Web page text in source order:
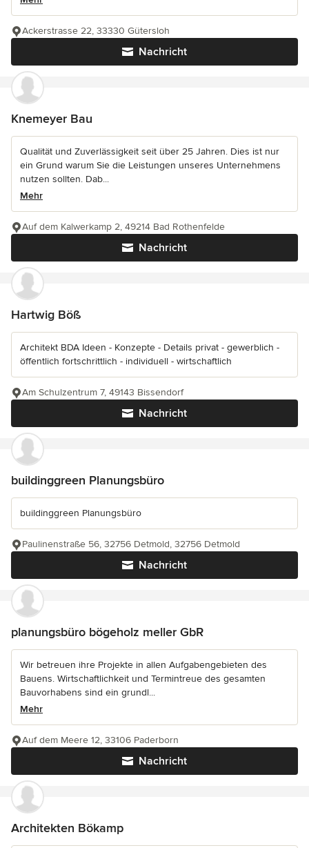
Nachricht
Ackerstrasse 22, 33330 Gütersloh
Knemeyer Bau
Qualität und Zuverlässigkeit seit über 25 Jahren. Dies ist nur
ein Grund warum Sie die Leistungen unseres Unternehmens
nutzen sollten. Dab...
Mehr
Nachricht
Auf dem Kalwerkamp 2, 49214 Bad Rothenfelde
Hartwig Böß
Architekt BDA Ideen - Konzepte - Details privat - gewerblich -
öffentlich fortschrittlich - individuell - wirtschaftlich
Nachricht
Am Schulzentrum 7, 49143 Bissendorf
buildinggreen Planungsbüro
buildinggreen Planungsbüro
Nachricht
Paulinenstraße 56, 32756 Detmold, 32756 Detmold
planungsbüro bögeholz meller GbR
Wir betreuen ihre Projekte in allen Aufgabengebieten des
Bauens. Wirtschaftlichkeit und Termintreue des gesamten
Bauvorhabens sind ein grundl...
Mehr
Nachricht
Auf dem Meere 12, 33106 Paderborn
Architekten Bökamp